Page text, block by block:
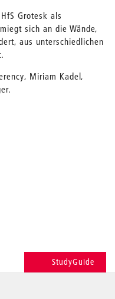
Grotesk als
sich an die Wände,
aus unterschiedlichen
Miriam Kadel,
StudyGuide